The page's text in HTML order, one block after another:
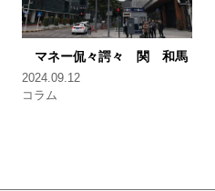
マネー侃々諤々 関 和馬
2024.09.12
コラム